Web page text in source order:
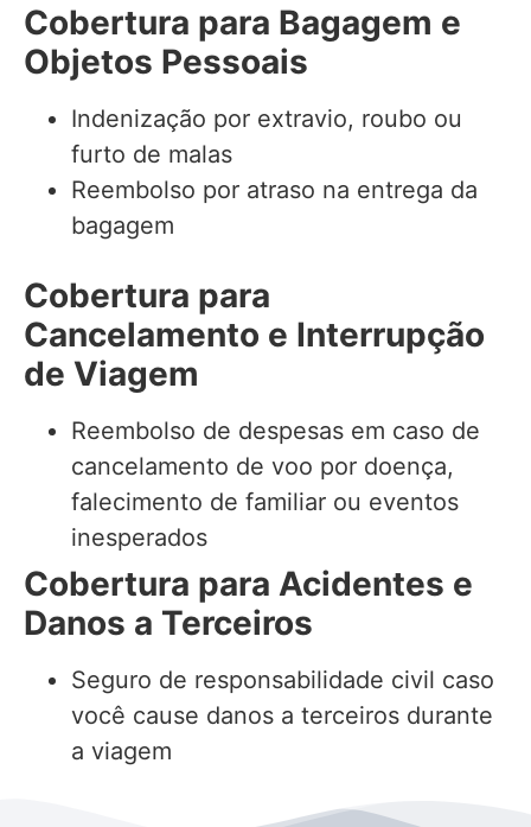
Cobertura para Bagagem e
Objetos Pessoais
Indenização por extravio, roubo ou
furto de malas
Reembolso por atraso na entrega da
bagagem
Cobertura para
Cancelamento e Interrupção
de Viagem
Reembolso de despesas em caso de
cancelamento de voo por doença,
falecimento de familiar ou eventos
inesperados
Cobertura para Acidentes e
Danos a Terceiros
Seguro de responsabilidade civil caso
você cause danos a terceiros durante
a viagem